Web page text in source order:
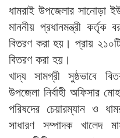
ধামরাই উপজেলার সানোড়া
মাননীয় প্রধানমন্ত্রী কর্তৃক
বিতরণ করা হয়। প্রায়
বিতরণ করা হয়।
খাদ্য সামগ্রী সুষ্ঠভাবে
উপজেলা নির্বাহী অফিসার
পরিষদের চেয়ারম্যান ও
সাধারণ সম্পাদক খালেদ